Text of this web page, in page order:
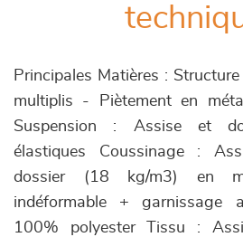
Principales Matières :
multiplis - Piètement en
Suspension : Assise et
élastiques Coussinage :
dossier (18 kg/m3) en
indéformable + garnissage
100% polyester Tissu :